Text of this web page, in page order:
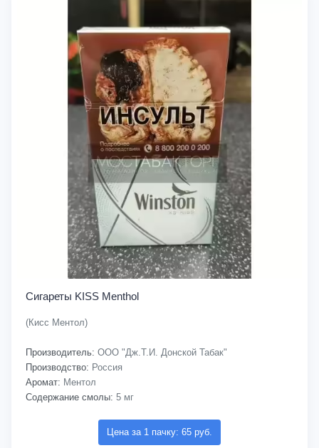
Сигареты KISS Menthol
(Кисс Ментол)
Производитель: ООО "Дж.Т.И. Донской Табак"
Производство: Россия
Аромат: Ментол
Содержание смолы: 5 мг
Цена за 1 пачку: 65 руб.